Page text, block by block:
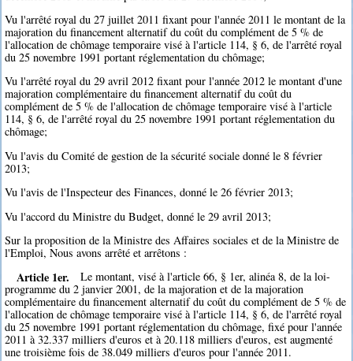
Vu l'arrêté royal du 27 juillet 2011 fixant pour l'année 2011 le montant de la
majoration du financement alternatif du coût du complément de 5 % de
l'allocation de chômage temporaire visé à l'article 114, § 6, de l'arrêté royal
du 25 novembre 1991 portant réglementation du chômage;
Vu l'arrêté royal du 29 avril 2012 fixant pour l'année 2012 le montant d'une
majoration complémentaire du financement alternatif du coût du
complément de 5 % de l'allocation de chômage temporaire visé à l'article
114, § 6, de l'arrêté royal du 25 novembre 1991 portant réglementation du
chômage;
Vu l'avis du Comité de gestion de la sécurité sociale donné le 8 février
2013;
Vu l'avis de l'Inspecteur des Finances, donné le 26 février 2013;
Vu l'accord du Ministre du Budget, donné le 29 avril 2013;
Sur la proposition de la Ministre des Affaires sociales et de la Ministre de
l'Emploi, Nous avons arrêté et arrêtons :
Article 1er.
Le montant, visé à l'article 66, § 1er, alinéa 8, de la loi-
programme du 2 janvier 2001, de la majoration et de la majoration
complémentaire du financement alternatif du coût du complément de 5 % de
l'allocation de chômage temporaire visé à l'article 114, § 6, de l'arrêté royal
du 25 novembre 1991 portant réglementation du chômage, fixé pour l'année
2011 à 32.337 milliers d'euros et à 20.118 milliers d'euros, est augmenté
une troisième fois de 38.049 milliers d'euros pour l'année 2011.